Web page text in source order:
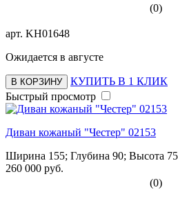
(0)
арт. KH01648
Ожидается в августе
В КОРЗИНУ
КУПИТЬ В 1 КЛИК
Быстрый просмотр
Диван кожаный "Честер" 02153
Ширина 155; Глубина 90; Высота 75
260 000 руб.
(0)